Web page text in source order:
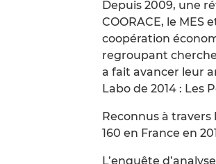
Depuis 2009, une
COORACE, le MES
coopération
regroupant
a fait avancer leur
Labo de 2014 : Les
Reconnus à travers
160 en France en
L’enquête